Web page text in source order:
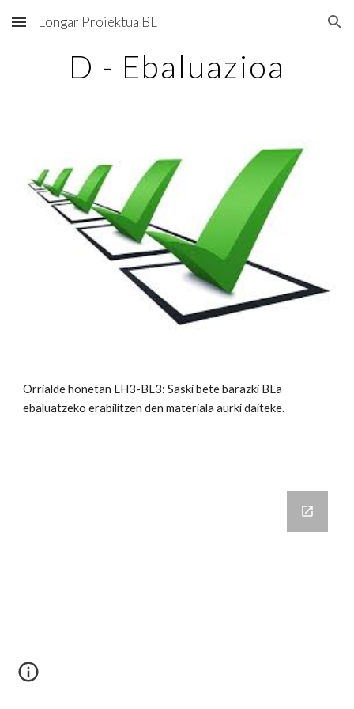
Skip to main content Skip to navigation
Longar Proiektua BL
D - Ebaluazioa
Orrialde honetan LH3-BL3: Saski bete barazki BLa
ebaluatzeko erabilitzen den materiala aurki daiteke.